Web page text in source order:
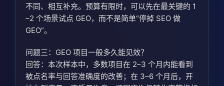
不同、相互补充。预算有限时，可以先在最关键的 1
–2 个场景试点 GEO，而不是简单“停掉 SEO 做
GEO”。
问题三：GEO 项目一般多久能见效？
回答：本次样本中，多数项目在 2–3 个月内能看到
被点名率与回答准确度的改善；在 3–6 个月后，开